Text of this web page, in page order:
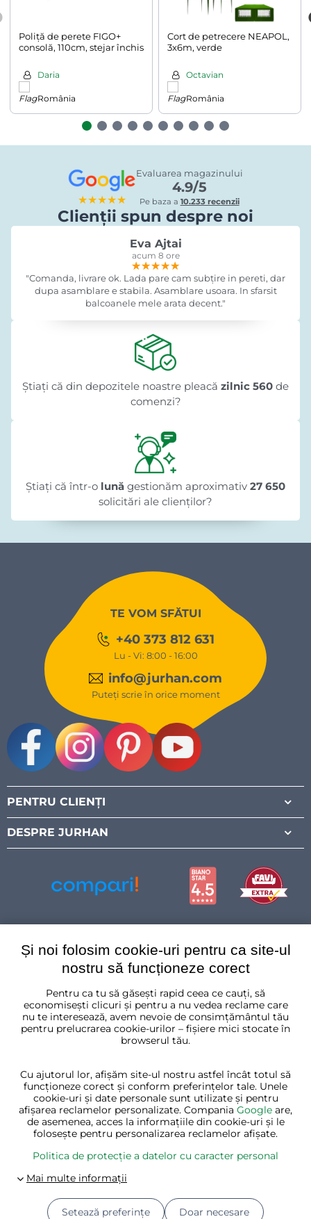
Poliță de perete FIGO+
consolă, 110cm, stejar închis
Daria
România
Cort de petrecere NEAPOL,
3x6m, verde
Octavian
România
★★★★★
Evaluarea magazinului
4.9/5
Pe baza a 10.233 recenzii
Clienții spun despre noi
Eva Ajtai
acum 8 ore
★★★★★
★★★★★
★★★★★
"Comanda, livrare ok. Lada pare cam subțire in pereti, dar
dupa asamblare e stabila. Asamblare usoara. In sfarsit
balcoanele mele arata decent."
Știați că din depozitele noastre pleacă zilnic 560 de
comenzi?
Știați că într-o lună gestionăm aproximativ 27 650
solicitări ale clienților?
TE VOM SFĂTUI
+40 373 812 631
Lu - Vi: 8:00 - 16:00
info@jurhan.com
Puteți scrie în orice moment
PENTRU CLIENȚI
DESPRE JURHAN
România
Și noi folosim cookie-uri pentru ca site-ul
nostru să funcționeze corect
Pentru ca tu să găsești rapid ceea ce cauți, să
economisești clicuri și pentru a nu vedea reclame care
nu te interesează, avem nevoie de consimțământul tău
pentru prelucrarea cookie-urilor – fișiere mici stocate în
browserul tău.
Cu ajutorul lor, afișăm site-ul nostru astfel încât totul să
funcționeze corect și conform preferințelor tale. Unele
cookie-uri și date personale sunt utilizate și pentru
afișarea reclamelor personalizate. Compania Google are,
de asemenea, acces la informațiile din cookie-uri și le
folosește pentru personalizarea reclamelor afișate.
Politica de protecție a datelor cu caracter personal
Setează preferințe Doar necesare